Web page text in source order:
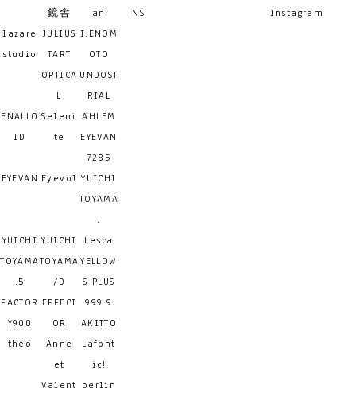
鏡舎
an
lazare
studio
JULIUS
TART
OPTICA
L
I.ENOM
OTO
UNDOST
RIAL
ENALLO
ID
Seleni
te
AHLEM
EYEVAN
7285
EYEVAN Eyevol YUICHI
TOYAMA
.
YUICHI
TOYAMA
:5
YUICHI
TOYAMA
/D
Lesca
YELLOW
S PLUS
FACTOR
Y900
EFFECT
OR
999.9
AKITTO
theo
Anne
et
Valent
Lafont
ic!
berlin
NS
Instagram